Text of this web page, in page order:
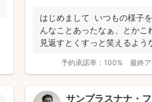
写真ではなく、お子さん・親
子を撮影してお届けします(^^)
はじめまして いつもの様子
んなことあったなぁ、とかこ
見返すとくすっと笑えるよう
予約承諾率： 100% 最終ア
サンプラスナナ・